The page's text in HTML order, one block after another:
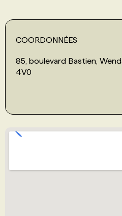
COORDONNÉES
85, boulevard Bastien,
4V0